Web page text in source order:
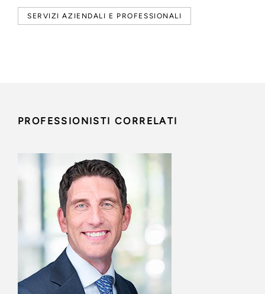
SERVIZI AZIENDALI E PROFESSIONALI
PROFESSIONISTI CORRELATI